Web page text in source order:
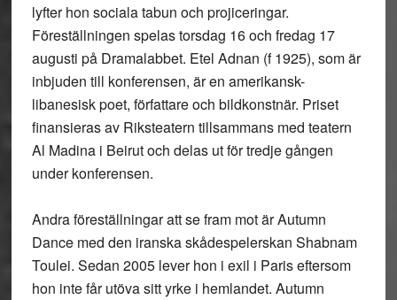
lyfter hon sociala tabun och projiceringar.
Föreställningen spelas torsdag 16 och fredag 17
augusti på Dramalabbet. Etel Adnan (f 1925), som är
inbjuden till konferensen, är en amerikansk-
libanesisk poet, författare och bildkonstnär. Priset
finansieras av Riksteatern tillsammans med teatern
Al Madina i Beirut och delas ut för tredje gången
under konferensen.
Andra föreställningar att se fram mot är Autumn
Dance med den iranska skådespelerskan Shabnam
Toulei. Sedan 2005 lever hon i exil i Paris eftersom
hon inte får utöva sitt yrke i hemlandet. Autumn